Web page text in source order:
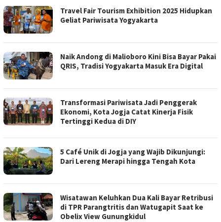
Travel Fair Tourism Exhibition 2025 Hidupkan
Geliat Pariwisata Yogyakarta
Naik Andong di Malioboro Kini Bisa Bayar Pakai
QRIS, Tradisi Yogyakarta Masuk Era Digital
Transformasi Pariwisata Jadi Penggerak
Ekonomi, Kota Jogja Catat Kinerja Fisik
Tertinggi Kedua di DIY
5 Café Unik di Jogja yang Wajib Dikunjungi:
Dari Lereng Merapi hingga Tengah Kota
Wisatawan Keluhkan Dua Kali Bayar Retribusi
di TPR Parangtritis dan Watugapit Saat ke
Obelix View Gunungkidul